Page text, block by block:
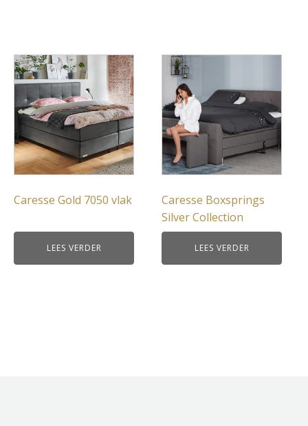
Caresse Gold 7050 vlak
LEES VERDER
Caresse Boxsprings
Silver Collection
LEES VERDER